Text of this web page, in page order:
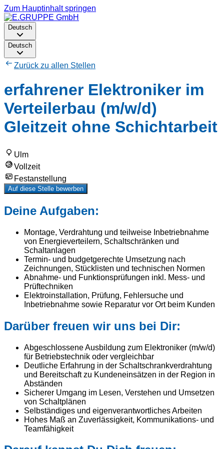
Zum Hauptinhalt springen
Deutsch
Deutsch
Zurück zu allen Stellen
erfahrener Elektroniker im
Verteilerbau (m/w/d)
Gleitzeit ohne Schichtarbeit
Ulm
Vollzeit
Festanstellung
Auf diese Stelle bewerben
Deine Aufgaben:
Montage, Verdrahtung und teilweise Inbetriebnahme
von Energieverteilern, Schaltschränken und
Schaltanlagen
Termin- und budgetgerechte Umsetzung nach
Zeichnungen, Stücklisten und technischen Normen
Abnahme- und Funktionsprüfungen inkl. Mess- und
Prüftechniken
Elektroinstallation, Prüfung, Fehlersuche und
Inbetriebnahme sowie Reparatur vor Ort beim Kunden
Darüber freuen wir uns bei Dir:
Abgeschlossene Ausbildung zum Elektroniker (m/w/d)
für Betriebstechnik oder vergleichbar
Deutliche Erfahrung in der Schaltschrankverdrahtung
und Bereitschaft zu Kundeneinsätzen in der Region in
Abständen
Sicherer Umgang im Lesen, Verstehen und Umsetzen
von Schaltplänen
Selbständiges und eigenverantwortliches Arbeiten
Hohes Maß an Zuverlässigkeit, Kommunikations- und
Teamfähigkeit